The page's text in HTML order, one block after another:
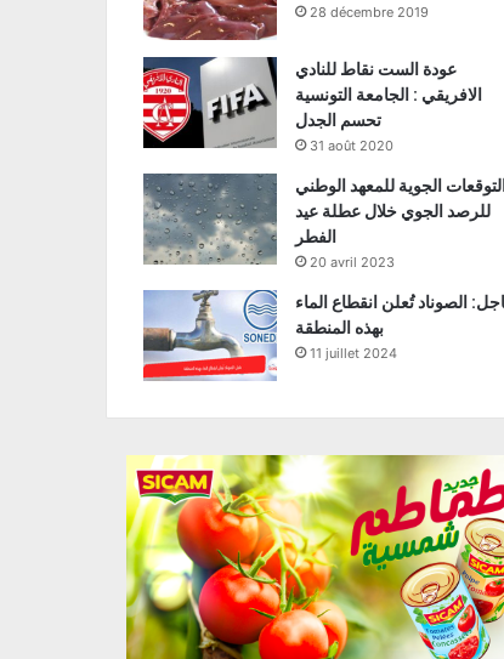
28 décembre 2019
عودة الست نقاط للنادي
الافريقي : الجامعة التونسية
تحسم الجدل
31 août 2020
الجوية للمعهد الوطني
للرصد الجوي خلال عطلة عيد
الفطر
20 avril 2023
الصوناد تُعلن انقطاع الماء
بهذه المنطقة
11 juillet 2024